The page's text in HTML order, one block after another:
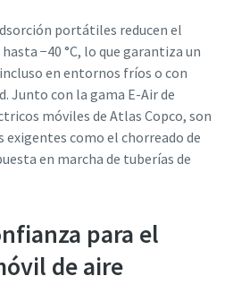
portátiles reducen el
−40 °C, lo que garantiza un
en entornos fríos o con
Junto con la gama E-Air de
móviles de Atlas Copco, son
exigentes como el chorreado de
en marcha de tuberías de
para el
de aire